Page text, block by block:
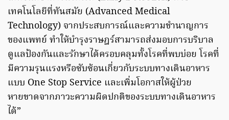
เทคโนโลยีที่ทันสมัย (Advanced Medical
Technology) จากประสบการณ์และความชำนาญการ
ของแพทย์ ทำให้บำรุงราษฎร์สามารถส่งมอบการบริบาล
ดูแลป้องกันและรักษาได้ครอบคลุมทั้งโรคที่พบบ่อย โรคที่
มีความรุนแรงหรือซับซ้อนเกี่ยวกับระบบทางเดินอาหาร
แบบ One Stop Service และเพิ่มโอกาสให้ผู้ป่วย
หายขาดจากภาวะความผิดปกติของระบบทางเดินอาหาร
ได้”